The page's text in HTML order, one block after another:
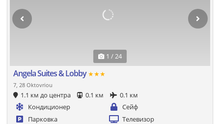
1 / 24
Angela Suites & Lobby★★★
7, 28 Oktovriou
1.1 км до центра 0.1 км
0.1 км
Кондиционер
Сейф
Парковка
Телевизор